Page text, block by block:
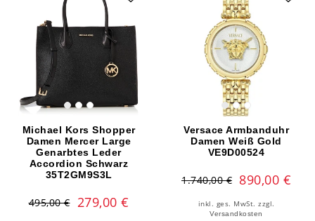
Michael Kors Shopper
Damen Mercer Large
Genarbtes Leder
Accordion Schwarz
35T2GM9S3L
495,00 € 279,00 €
Versace Armbanduhr
Damen Weiß Gold
VE9D00524
1.740,00 € 890,00 €
inkl. ges. MwSt. zzgl.
Versandkosten